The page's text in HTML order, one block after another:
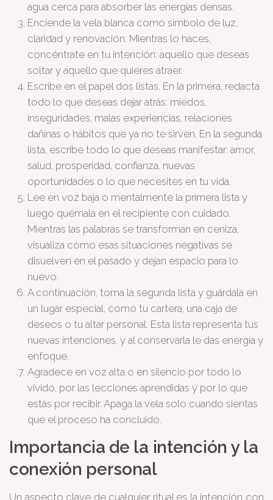
agua cerca para absorber las energías densas.
Enciende la vela blanca como símbolo de luz,
claridad y renovación. Mientras lo haces,
concéntrate en tu intención: aquello que deseas
soltar y aquello que quieres atraer.
Escribe en el papel dos listas. En la primera, redacta
todo lo que deseas dejar atrás: miedos,
inseguridades, malas experiencias, relaciones
dañinas o hábitos que ya no te sirven. En la segunda
lista, escribe todo lo que deseas manifestar: amor,
salud, prosperidad, confianza, nuevas
oportunidades o lo que necesites en tu vida.
Lee en voz baja o mentalmente la primera lista y
luego quémala en el recipiente con cuidado.
Mientras las palabras se transforman en ceniza,
visualiza cómo esas situaciones negativas se
disuelven en el pasado y dejan espacio para lo
nuevo.
A continuación, toma la segunda lista y guárdala en
un lugar especial, como tu cartera, una caja de
deseos o tu altar personal. Esta lista representa tus
nuevas intenciones, y al conservarla le das energía y
enfoque.
Agradece en voz alta o en silencio por todo lo
vivido, por las lecciones aprendidas y por lo que
estás por recibir. Apaga la vela solo cuando sientas
que el proceso ha concluido.
Importancia de la intención y la
conexión personal
Un aspecto clave de cualquier ritual es la intención con